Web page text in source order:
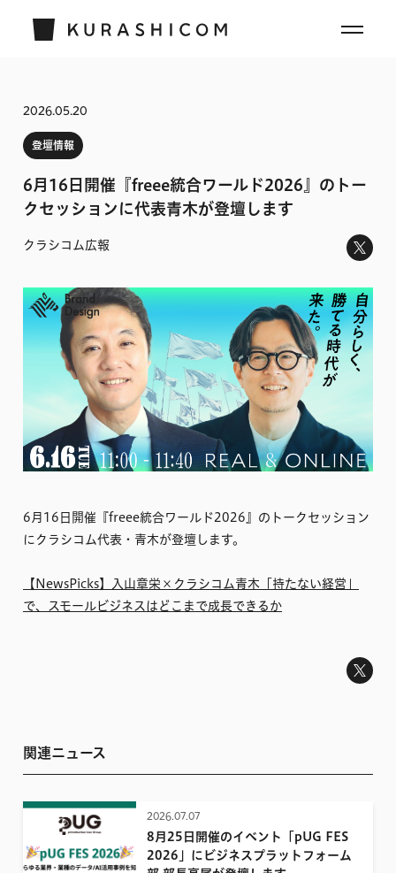
2026.05.20
登壇情報
6月16日開催『freee統合ワールド2026』のトー
クセッションに代表青木が登壇します
クラシコム広報
6月16日開催『freee統合ワールド2026』のトークセッション
にクラシコム代表・青木が登壇します。
【NewsPicks】入山章栄×クラシコム青木「持たない経営」
で、スモールビジネスはどこまで成長できるか
関連ニュース
2026.07.07
8月25日開催のイベント「pUG FES
2026」にビジネスプラットフォーム